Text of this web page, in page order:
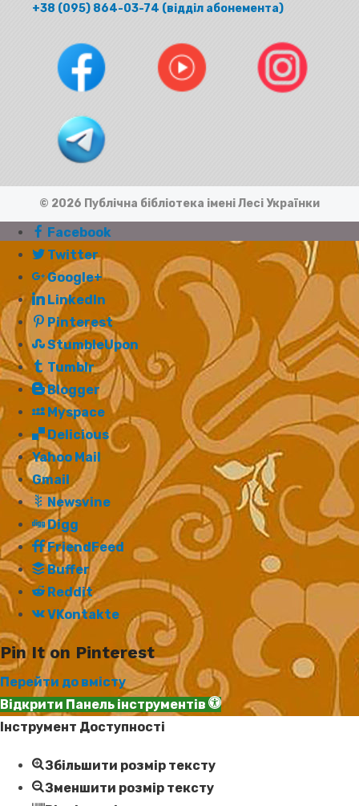
+38 (095) 864-03-74 (відділ абонемента)
© 2026 Публічна бібліотека імені Лесі Українки
Facebook
Twitter
Google+
LinkedIn
Pinterest
StumbleUpon
Tumblr
Blogger
Myspace
Delicious
Yahoo Mail
Gmail
Newsvine
Digg
FriendFeed
Buffer
Reddit
VKontakte
Pin It on Pinterest
Перейти до вмісту
Відкрити Панель інструментів
Інструмент Доступності
Збільшити розмір тексту
Зменшити розмір тексту